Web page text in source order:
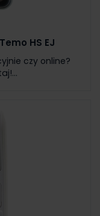
HS EJ
czy online?